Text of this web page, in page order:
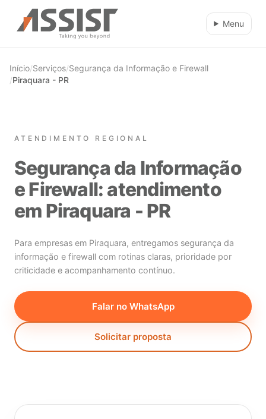
Ir direto para o conteúdo
Menu
Início/Serviços/Segurança da Informação e Firewall
/Piraquara - PR
ATENDIMENTO REGIONAL
Segurança da Informação
e Firewall: atendimento
em Piraquara - PR
Para empresas em Piraquara, entregamos segurança da
informação e firewall com rotinas claras, prioridade por
criticidade e acompanhamento contínuo.
Falar no WhatsApp
Solicitar proposta